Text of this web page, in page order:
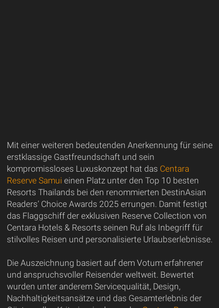
Mit einer weiteren bedeutenden Anerkennung für seine
erstklassige Gastfreundschaft und sein
kompromissloses Luxuskonzept hat das Centara
Reserve Samui einen Platz unter den Top 10 besten
Resorts Thailands bei den renommierten DestinAsian
Readers’ Choice Awards 2025 errungen. Damit festigt
das Flaggschiff der exklusiven Reserve Collection von
Centara Hotels & Resorts seinen Ruf als Inbegriff für
stilvolles Reisen und personalisierte Urlaubserlebnisse.
Die Auszeichnung basiert auf dem Votum erfahrener
und anspruchsvoller Reisender weltweit. Bewertet
wurden unter anderem Servicequalität, Design,
Nachhaltigkeitsansätze und das Gesamterlebnis der